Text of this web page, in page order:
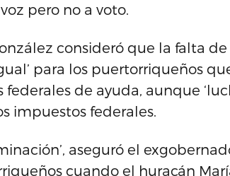
pero no a voto.
consideró que la falta
para los puertorriqueños
federales de ayuda, aunque
impuestos federales.
aseguró el
cuando el huracán